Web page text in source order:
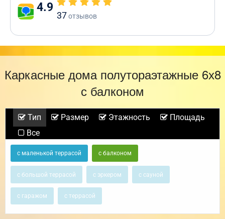
4.9
37отзывов
Каркасные дома полутораэтажные 6х8
с балконом
Тип Размер Этажность
Площадь
Все
с маленькой террасой с балконом
с большой террасой с эркером с сауной
с гаражом с террасой